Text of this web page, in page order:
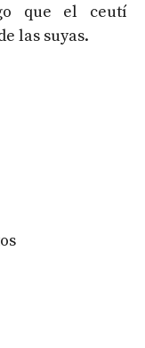
que el ceutí
las suyas.